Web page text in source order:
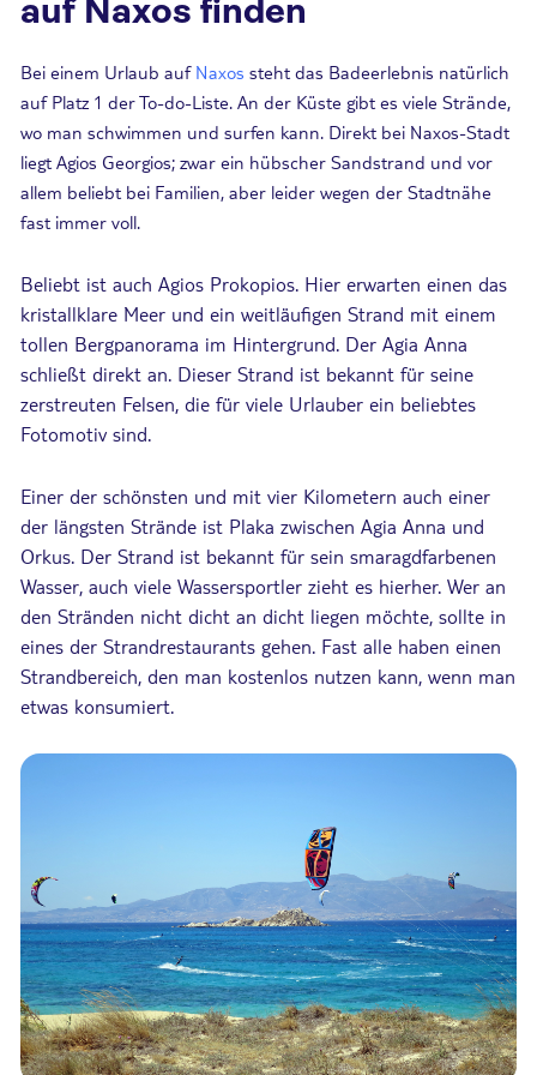
auf Naxos finden
Bei einem Urlaub auf Naxos steht das Badeerlebnis natürlich
auf Platz 1 der To-do-Liste. An der Küste gibt es viele Strände,
wo man schwimmen und surfen kann. Direkt bei Naxos-Stadt
liegt Agios Georgios; zwar ein hübscher Sandstrand und vor
allem beliebt bei Familien, aber leider wegen der Stadtnähe
fast immer voll.
Beliebt ist auch Agios Prokopios. Hier erwarten einen das
kristallklare Meer und ein weitläufigen Strand mit einem
tollen Bergpanorama im Hintergrund. Der Agia Anna
schließt direkt an. Dieser Strand ist bekannt für seine
zerstreuten Felsen, die für viele Urlauber ein beliebtes
Fotomotiv sind.
Einer der schönsten und mit vier Kilometern auch einer
der längsten Strände ist Plaka zwischen Agia Anna und
Orkus. Der Strand ist bekannt für sein smaragdfarbenen
Wasser, auch viele Wassersportler zieht es hierher. Wer an
den Stränden nicht dicht an dicht liegen möchte, sollte in
eines der Strandrestaurants gehen. Fast alle haben einen
Strandbereich, den man kostenlos nutzen kann, wenn man
etwas konsumiert.